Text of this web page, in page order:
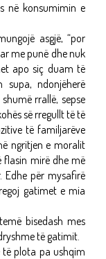
në konsumimin e
asgjë, “por
me punë dhe nuk
apo siç duam të
supa, ndonjëherë
rrallë, sepse
së rregullt të të
të familjarëve
ngritjen e moralit
flasin mirë dhe më
për mysafirë
gatimet e mia
bisedash mes
të gatimit.
plota pa ushqim